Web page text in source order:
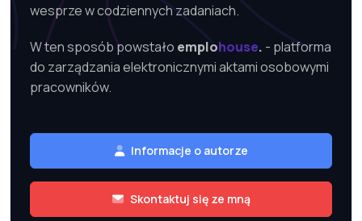
wesprze w codziennych zadaniach.
W ten sposób powstało emplohouse - platforma
do zarządzania elektronicznymi aktami osobowymi
pracowników.
Informacje o autorze
Skontaktuj się ze mną